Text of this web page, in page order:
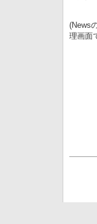
(News
理画面